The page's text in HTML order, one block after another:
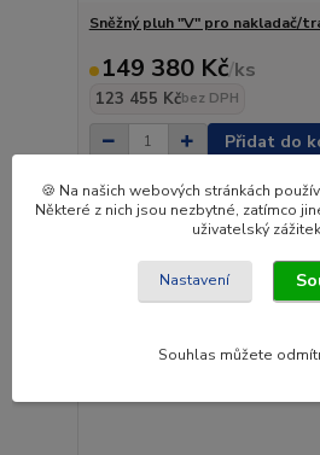
Sněžný pluh "V" pro nakladač/
149 380 Kč/ks
123 455 Kčbez DPH
Přidat do
🍪 Na našich webových stránkách
Některé z nich jsou nezbytné, zatímco
uživatelský
Nastavení
Souhlas můžete